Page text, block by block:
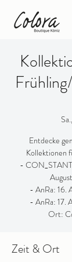
Entdecke
Kollektionen
-
- AnRa: 16.
- AnRa: 17.
Ort:
Zeit & Ort